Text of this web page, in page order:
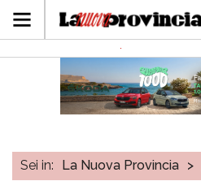
Sei in: La Nuova Provincia >